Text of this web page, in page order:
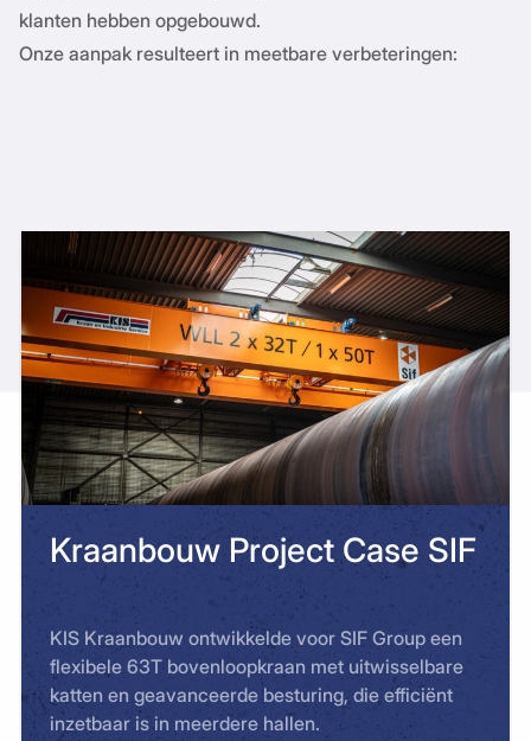
klanten hebben opgebouwd.
Onze aanpak resulteert in meetbare verbeteringen:
Kraanbouw Project Case SIF
KIS Kraanbouw ontwikkelde voor SIF Group een
flexibele 63T bovenloopkraan met uitwisselbare
katten en geavanceerde besturing, die efficiënt
inzetbaar is in meerdere hallen.